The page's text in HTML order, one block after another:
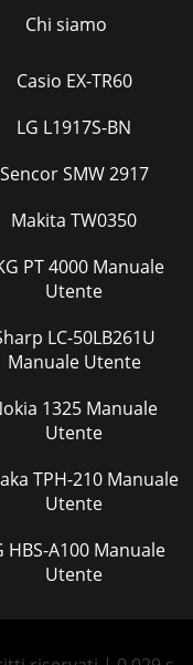
Chi siamo
Casio EX-TR60
LG L1917S-BN
Sencor SMW 2917
Makita TW0350
Manuale
Utente
LC-50LB261U
Manuale Utente
1325 Manuale
Utente
Manuale
Utente
Utente